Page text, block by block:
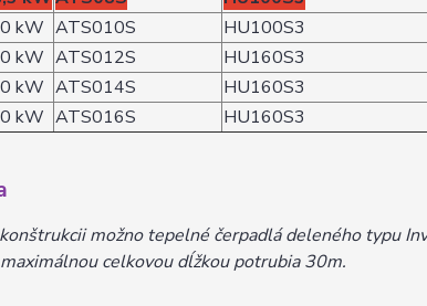
kW ATS010S HU100S3
kW ATS012S HU160S3
kW ATS014S HU160S3
kW ATS016S HU160S3
možno tepelné čerpadlá deleného typu
celkovou dĺžkou potrubia 30m.